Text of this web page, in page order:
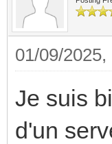
01/09/
Je suis
d'un